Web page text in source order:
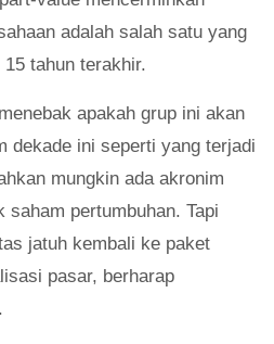
adalah salah satu yang
tahun terakhir.
apakah grup ini akan
dekade ini seperti yang terjadi
mungkin ada akronim
saham pertumbuhan. Tapi
jatuh kembali ke paket
pasar, berharap